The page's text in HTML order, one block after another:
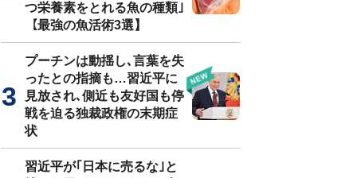
つ栄養素をとれる魚の種類｣
【最強の魚活術3選】
プーチンは動揺し､言葉を失
ったとの指摘も…習近平に
見放され､側近も友好国も停
戦を迫る独裁政権の末期症
状
習近平が｢日本に売るな｣と